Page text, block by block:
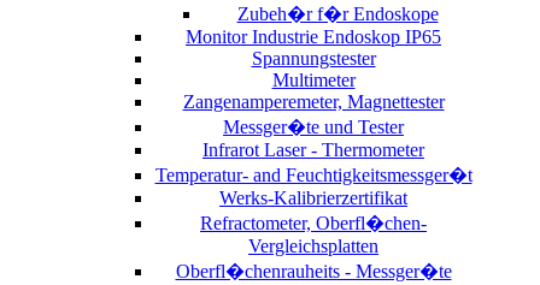
Zubeh�r f�r Endoskope
Monitor Industrie Endoskop IP65
Spannungstester
Multimeter
Zangenamperemeter, Magnettester
Messger�te und Tester
Infrarot Laser - Thermometer
Temperatur- and Feuchtigkeitsmessger�t
Werks-Kalibrierzertifikat
Refractometer, Oberfl�chen-
Vergleichsplatten
Oberfl�chenrauheits - Messger�te